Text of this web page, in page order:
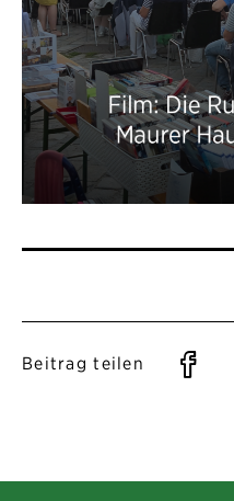
Beitrag teilen